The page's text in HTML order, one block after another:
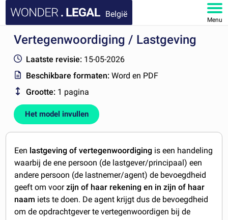
België
Menu
HOME
DOCUMENTEN
FAQ
MIJN ACCOUNT
Vertegenwoordiging / Lastgeving
Laatste revisie: 15-05-2026
Beschikbare formaten:Word en PDF
Grootte: 1 pagina
Het model invullen
Een lastgeving of vertegenwoordiging is een handeling
waarbij de ene persoon (de lastgever/principaal) een
andere persoon (de lastnemer/agent) de bevoegdheid
geeft om voorzijn of haar rekening en in zijn of haar
naam iets te doen. De agent krijgt dus de bevoegdheid
om de opdrachtgever te vertegenwoordigen bij de